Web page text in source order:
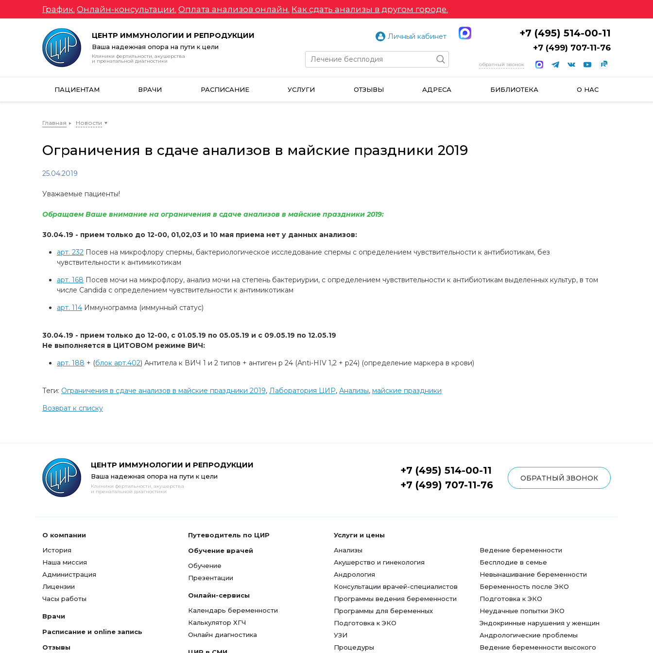
График. Онлайн-консультации. Оплата анализов онлайн. Как сдать анализы в другом городе.
ЦЕНТР ИММУНОЛОГИИ И РЕПРОДУКЦИИ
Ваша надежная опора на пути к цели
Клиники фертильности, акушерства
и пренатальной диагностики
Личный кабинет +7 (495) 514-00-11
+7 (499) 707-11-76
обратный звонок
ПАЦИЕНТАМ ВРАЧИ РАСПИСАНИЕ УСЛУГИ ОТЗЫВЫ АДРЕСА БИБЛИОТЕКА О НАС
Главная Новости
Ограничения в сдаче анализов в майские праздники 2019
25.04.2019
Уважаемые пациенты!
Обращаем Ваше внимание на ограничения в сдаче анализов в майские праздники 2019:
30.04.19 - прием только до 12-00, 01,02,03 и 10 мая приема нет у данных анализов:
арт. 232 Посев на микрофлору спермы, бактериологическое исследование спермы с определением чувствительности к антибиотикам, без
чувствительности к антимикотикам
арт. 168 Посев мочи на микрофлору, анализ мочи на степень бактериурии, с определением чувствительности к антибиотикам выделенных культур, в том
числе Candida c определением чувствительности к антимикотикам
арт. 114 Иммунограмма (иммунный статус)
30.04.19 - прием только до 12-00, с 01.05.19 по 05.05.19 и с 09.05.19 по 12.05.19
Не выполняется в ЦИТОВОМ режиме ВИЧ:
арт. 188 + (блок арт.402) Антитела к ВИЧ 1 и 2 типов + антиген р 24 (Аnti-HIV 1,2 + р24) (определение маркера в крови)
Теги: Ограничения в сдаче анализов в майские праздники 2019, Лаборатория ЦИР, Анализы, майские праздники
Возврат к списку
ЦЕНТР ИММУНОЛОГИИ И РЕПРОДУКЦИИ
Ваша надежная опора на пути к цели
Клиники фертильности, акушерства
и пренатальной диагностики
+7 (495) 514-00-11
+7 (499) 707-11-76
ОБРАТНЫЙ ЗВОНОК
О компании
История
Наша миссия
Администрация
Лицензии
Часы работы
Врачи
Расписание и online запись
Отзывы
Путеводитель по ЦИР
Обучение врачей
Обучение
Презентации
Онлайн-сервисы
Календарь беременности
Калькулятор ХГЧ
Онлайн диагностика
Услуги и цены
Анализы
Акушерство и гинекология
Андрология
Консультации врачей-специалистов
Программы ведения беременности
Программы для беременных
Подготовка к ЭКО
УЗИ
Процедуры
Ведение беременности
Бесплодие в семье
Невынашивание беременности
Беременность после ЭКО
Подготовка к ЭКО
Неудачные попытки ЭКО
Эндокринные нарушения у женщин
Андрологические проблемы
Ведение беременности высокого